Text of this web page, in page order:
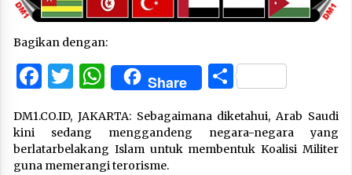
Bagikan dengan:
Facebook
Twitter
WhatsApp
Share Share
DM1.CO.ID, JAKARTA: Sebagaimana diketahui, Arab Saudi
kini sedang menggandeng negara-negara yang
berlatarbelakang Islam untuk membentuk Koalisi Militer
guna memerangi terorisme.